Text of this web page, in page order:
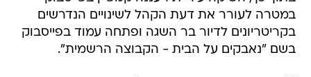
במטרה לעורר את דעת הקהל לשינויים הנדרשים
בקריטריונים לדיור בר השגה ופתחה עמוד בפייסבוק
בשם "נאבקים על הבית - הקבוצה הרשמית".